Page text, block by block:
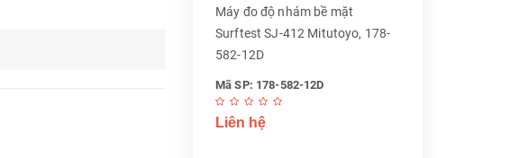
Máy đo độ nhám bề mặt
Surftest SJ-412 Mitutoyo, 178-
582-12D
Mã SP: 178-582-12D
Liên hệ